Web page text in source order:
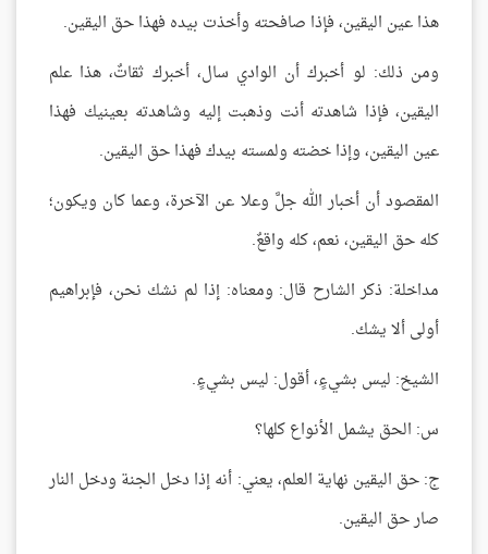
هذا عين اليقين، فإذا صافحته وأخذت بيده فهذا حق اليقين.
ومن ذلك: لو أخبرك أن الوادي سال، أخبرك ثقاتٌ، هذا علم
اليقين، فإذا شاهدته أنت وذهبت إليه وشاهدته بعينيك فهذا
عين اليقين، وإذا خضته ولمسته بيدك فهذا حق اليقين.
المقصود أن أخبار الله جلَّ وعلا عن الآخرة، وعما كان ويكون؛
كله حق اليقين، نعم، كله واقعٌ.
مداخلة: ذكر الشارح قال: ومعناه: إذا لم نشك نحن، فإبراهيم
أولى ألا يشك.
الشيخ: ليس بشيءٍ، أقول: ليس بشيءٍ.
س: الحق يشمل الأنواع كلها؟
ج: حق اليقين نهاية العلم، يعني: أنه إذا دخل الجنة ودخل النار
صار حق اليقين.